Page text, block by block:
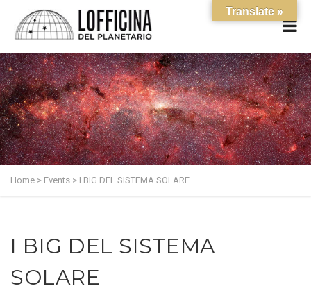
Home > Events > I BIG DEL SISTEMA SOLARE
I BIG DEL SISTEMA
SOLARE
Translate »